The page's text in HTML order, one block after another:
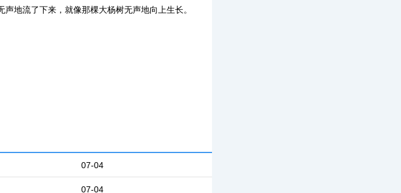
地流了下来，就像那棵大杨树无声地向上生长。
07-04
07-04